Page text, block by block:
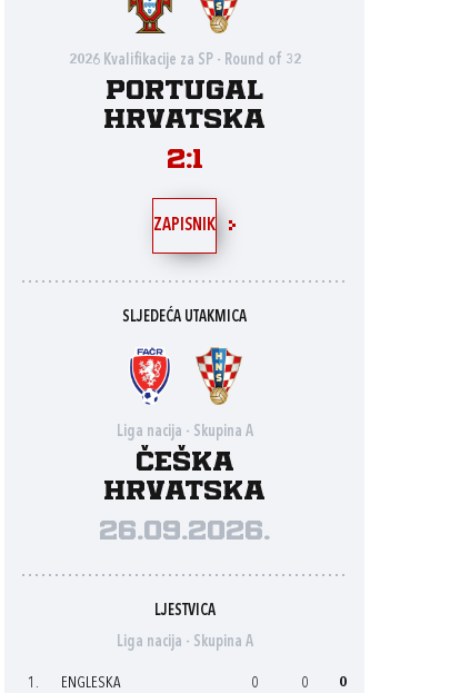
2026 Kvalifikacije za SP - Round of 32
Portugal
Hrvatska
2:1
ZAPISNIK
SLJEDEĆA UTAKMICA
Liga nacija - Skupina A
Češka
Hrvatska
26.09.2026.
LJESTVICA
Liga nacija - Skupina A
1. ENGLESKA 0 0 0